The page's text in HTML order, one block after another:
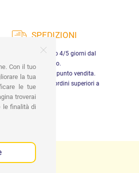
SPEDIZIONI
in Italia entro 4/5 giorni dal
pagamento.
gratuito presso il punto vendita.
gratuita per ordini superiori a
29,90 €
Con il tuo
la tua
le tue
troverai
le finalità di